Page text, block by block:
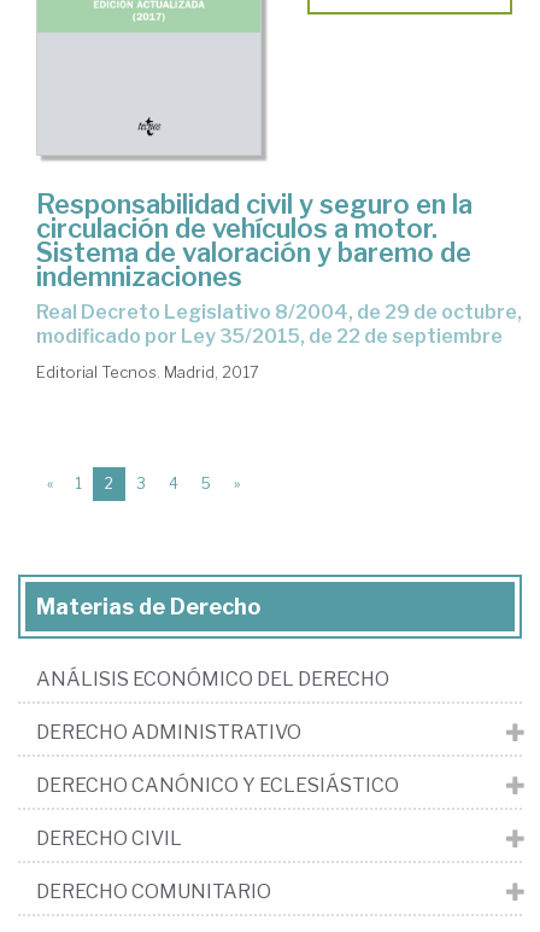
Responsabilidad civil y seguro en la
circulación de vehículos a motor.
Sistema de valoración y baremo de
indemnizaciones
Real Decreto Legislativo 8/2004, de 29 de octubre,
modificado por Ley 35/2015, de 22 de septiembre
Editorial Tecnos. Madrid, 2017
« 1 2 (current)
3 4 5 »
Materias de Derecho
ANÁLISIS ECONÓMICO DEL DERECHO
DERECHO ADMINISTRATIVO
DERECHO CANÓNICO Y ECLESIÁSTICO
DERECHO CIVIL
DERECHO COMUNITARIO